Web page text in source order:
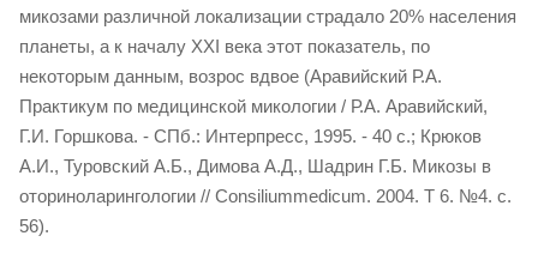
микозами различной локализации страдало 20% населения
планеты, а к началу XXI века этот показатель, по
некоторым данным, возрос вдвое (Аравийский Р.А.
Практикум по медицинской микологии / Р.А. Аравийский,
Г.И. Горшкова. - СПб.: Интерпресс, 1995. - 40 с.; Крюков
А.И., Туровский А.Б., Димова А.Д., Шадрин Г.Б. Микозы в
оториноларингологии // Consiliummedicum. 2004. Т 6. №4. с.
56).